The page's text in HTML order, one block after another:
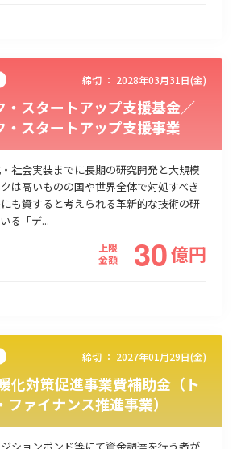
締切 ： 2028年03月31日(金)
・スタートアップ支援基金／
・スタートアップ支援事業
社会実装までに長期の研究開発と大規模
は高いものの国や世界全体で対処すべき
も資すると考えられる革新的な技術の研
る「デ...
上限
金額
30億円
締切 ： 2027年01月29日(金)
化対策促進事業費補助金（ト
ァイナンス推進事業）
ションボンド等にて資金調達を行う者が